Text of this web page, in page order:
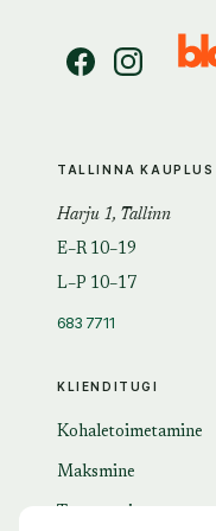
KLIENDITUGI
Kohaletoimetamine
Maksmine
TALLINNA KAUPLUS
Harju 1, Tallinn
E–R 10–19
L–P 10–17
683 7711